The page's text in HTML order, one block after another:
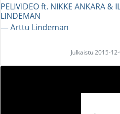
PELIVIDEO ft. NIKKE ANKARA &
LINDEMAN
― Arttu Lindeman
Julkaistu 2015-